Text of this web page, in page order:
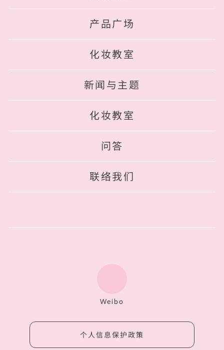
产品广场
化妆教室
新闻与主题
化妆教室
问答
联络我们
Weibo
个人信息保护政策